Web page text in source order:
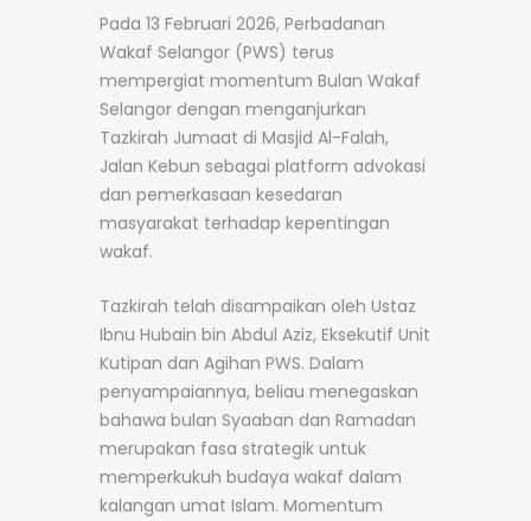
Pada 13 Februari 2026, Perbadanan
Wakaf Selangor (PWS) terus
mempergiat momentum Bulan Wakaf
Selangor dengan menganjurkan
Tazkirah Jumaat di Masjid Al-Falah,
Jalan Kebun sebagai platform advokasi
dan pemerkasaan kesedaran
masyarakat terhadap kepentingan
wakaf.
Tazkirah telah disampaikan oleh Ustaz
Ibnu Hubain bin Abdul Aziz, Eksekutif Unit
Kutipan dan Agihan PWS. Dalam
penyampaiannya, beliau menegaskan
bahawa bulan Syaaban dan Ramadan
merupakan fasa strategik untuk
memperkukuh budaya wakaf dalam
kalangan umat Islam. Momentum